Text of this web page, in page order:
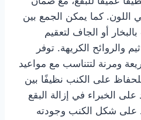
اللون. كما يمكن الجمع بين
أو الجاف لتعقيم
والروائح الكريهة. توفر
ومرنة لتتناسب مع مواعيد
على الكنب نظيفًا بين
الخبراء في إزالة البقع
على شكل الكنب وجودته